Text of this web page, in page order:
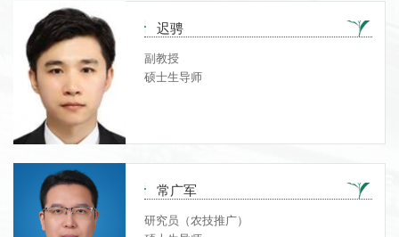
迟骋
副教授
硕士生导师
常广军
研究员（农技推广）